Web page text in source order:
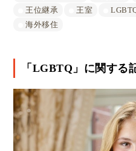
王位継承
王室
海外移住
「LGBTQ」に関する